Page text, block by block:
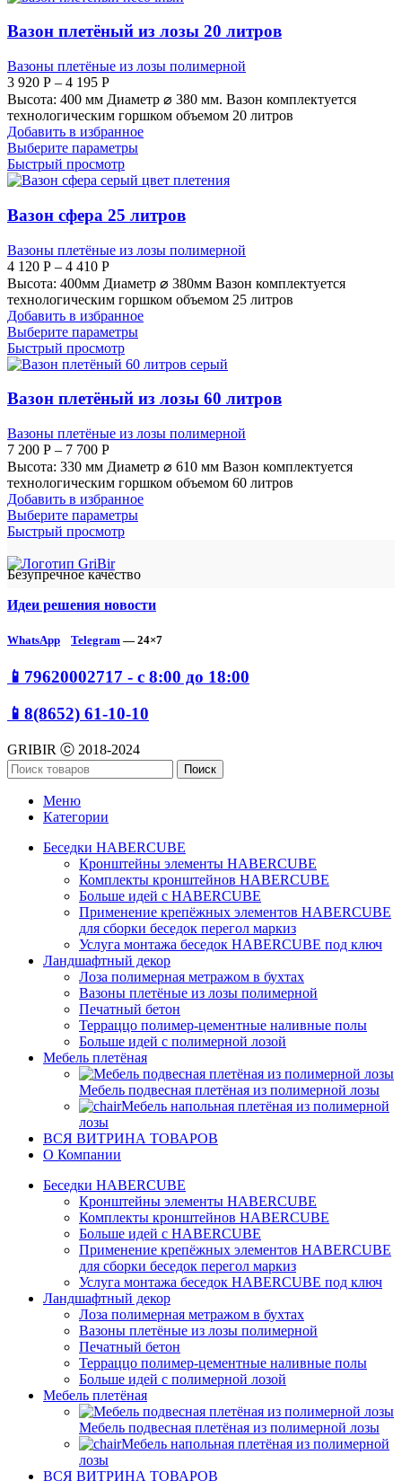
Вазон плетёный из лозы 20 литров
Вазоны плетёные из лозы полимерной
3 920 Р – 4 195 Р
Высота: 400 мм Диаметр ⌀ 380 мм. Вазон комплектуется
технологическим горшком объемом 20 литров
Добавить в избранное
Выберите параметры
Быстрый просмотр
Вазон сфера 25 литров
Вазоны плетёные из лозы полимерной
4 120 Р – 4 410 Р
Высота: 400мм Диаметр ⌀ 380мм Вазон комплектуется
технологическим горшком объемом 25 литров
Добавить в избранное
Выберите параметры
Быстрый просмотр
Вазон плетёный из лозы 60 литров
Вазоны плетёные из лозы полимерной
7 200 Р – 7 700 Р
Высота: 330 мм Диаметр ⌀ 610 мм Вазон комплектуется
технологическим горшком объемом 60 литров
Добавить в избранное
Выберите параметры
Быстрый просмотр
Безупречное качество
Идеи решения новости
WhatsApp Telegram — 24×7
📱79620002717 - с 8:00 до 18:00
📱8(8652) 61-10-10
GRIBIR ⓒ 2018-2024
Поиск
Меню
Категории
Беседки HABERCUBE
Кронштейны элементы HABERCUBE
Комплекты кронштейнов HABERCUBE
Больше идей c HABERCUBE
Применение крепёжных элементов HABERCUBE
для сборки беседок перегол маркиз
Услуга монтажа беседок HABERCUBE под ключ
Ландшафтный декор
Лоза полимерная метражом в бухтах
Вазоны плетёные из лозы полимерной
Печатный бетон
Терраццо полимер-цементные наливные полы
Больше идей с полимерной лозой
Мебель плетёная
Мебель подвесная плетёная из полимерной лозы
Мебель напольная плетёная из полимерной
лозы
ВСЯ ВИТРИНА ТОВАРОВ
О Компании
Беседки HABERCUBE
Кронштейны элементы HABERCUBE
Комплекты кронштейнов HABERCUBE
Больше идей c HABERCUBE
Применение крепёжных элементов HABERCUBE
для сборки беседок перегол маркиз
Услуга монтажа беседок HABERCUBE под ключ
Ландшафтный декор
Лоза полимерная метражом в бухтах
Вазоны плетёные из лозы полимерной
Печатный бетон
Терраццо полимер-цементные наливные полы
Больше идей с полимерной лозой
Мебель плетёная
Мебель подвесная плетёная из полимерной лозы
Мебель напольная плетёная из полимерной
лозы
ВСЯ ВИТРИНА ТОВАРОВ